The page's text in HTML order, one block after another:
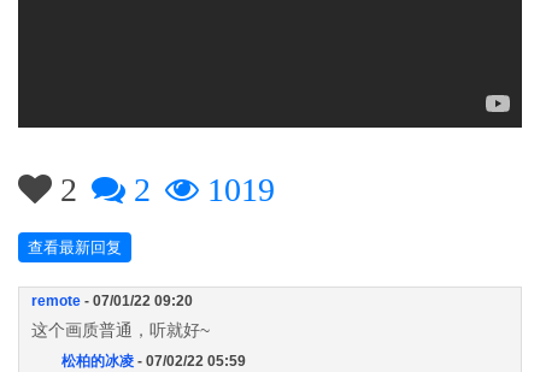
2 2 1019
查看最新回复
remote - 07/01/22 09:20
这个画质普通，听就好~
松柏的冰凌 - 07/02/22 05:59